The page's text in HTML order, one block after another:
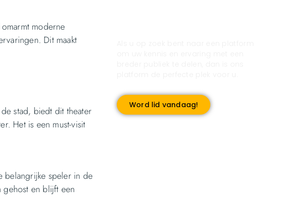
moderne
Dit maakt
stad, biedt dit theater
Het is een must-visit
belangrijke speler in de
en blijft een
Word lid vandaag!